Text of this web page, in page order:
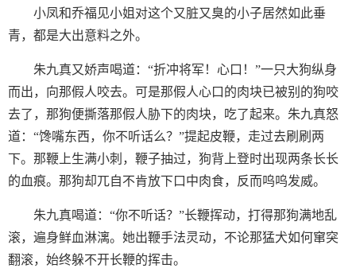
小凤和乔福见小姐对这个又脏又臭的小子居然如此垂
青，都是大出意料之外。
朱九真又娇声喝道：“折冲将军！心口！”一只大狗纵身
而出，向那假人咬去。可是那假人心口的肉块已被别的狗咬
去了，那狗便撕落那假人胁下的肉块，吃了起来。朱九真怒
道：“馋嘴东西，你不听话么？”提起皮鞭，走过去刷刷两
下。那鞭上生满小刺，鞭子抽过，狗背上登时出现两条长长
的血痕。那狗却兀自不肯放下口中肉食，反而呜呜发威。
朱九真喝道：“你不听话？”长鞭挥动，打得那狗满地乱
滚，遍身鲜血淋漓。她出鞭手法灵动，不论那猛犬如何窜突
翻滚，始终躲不开长鞭的挥击。